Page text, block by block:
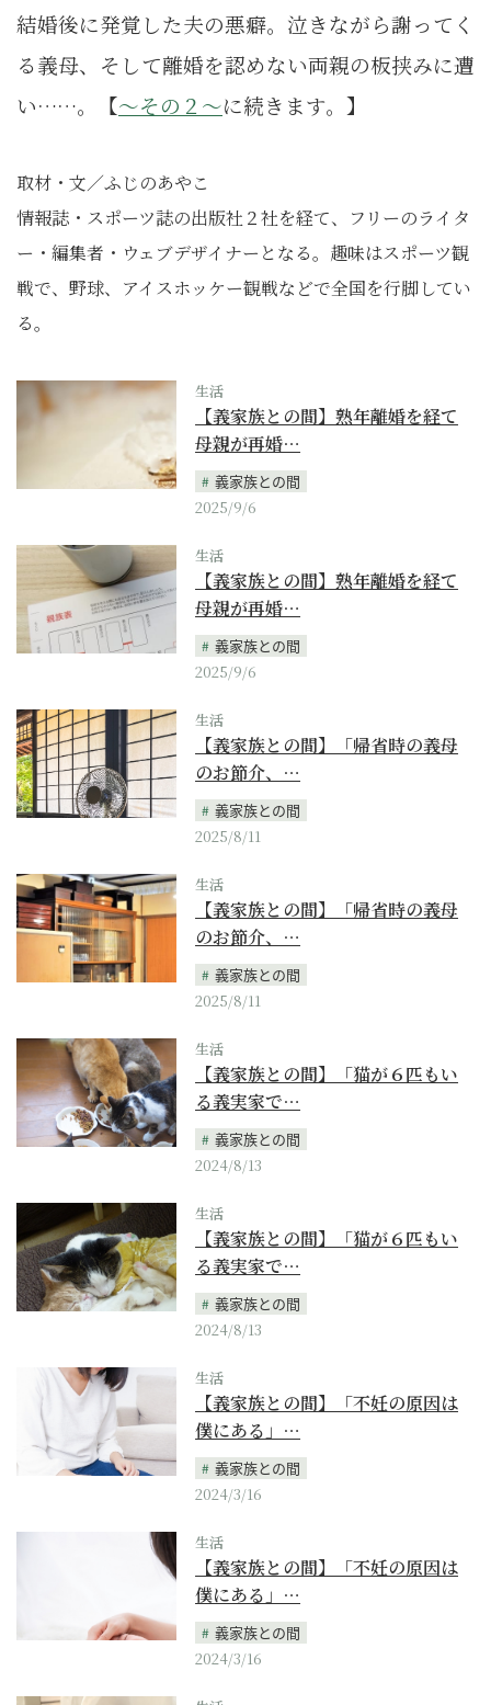
結婚後に発覚した夫の悪癖。泣きながら謝ってく
る義母、そして離婚を認めない両親の板挟みに遭
い……。【～その２～に続きます。】
取材・文／ふじのあやこ
情報誌・スポーツ誌の出版社２社を経て、フリーのライタ
ー・編集者・ウェブデザイナーとなる。趣味はスポーツ観
戦で、野球、アイスホッケー観戦などで全国を行脚してい
る。
生活
【義家族との間】熟年離婚を経て
母親が再婚…
義家族との間
2025/9/6
生活
【義家族との間】熟年離婚を経て
母親が再婚…
義家族との間
2025/9/6
生活
【義家族との間】「帰省時の義母
のお節介、…
義家族との間
2025/8/11
生活
【義家族との間】「帰省時の義母
のお節介、…
義家族との間
2025/8/11
生活
【義家族との間】「猫が６匹もい
る義実家で…
義家族との間
2024/8/13
生活
【義家族との間】「猫が６匹もい
る義実家で…
義家族との間
2024/8/13
生活
【義家族との間】「不妊の原因は
僕にある」…
義家族との間
2024/3/16
生活
【義家族との間】「不妊の原因は
僕にある」…
義家族との間
2024/3/16